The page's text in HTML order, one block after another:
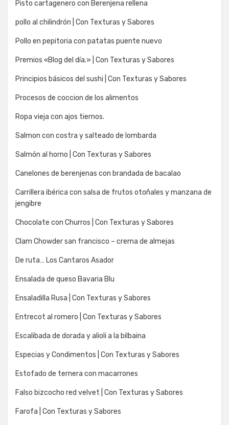
Pisto cartagenero con Berenjena rellena
pollo al chilindrón | Con Texturas y Sabores
Pollo en pepitoria con patatas puente nuevo
Premios «Blog del día.» | Con Texturas y Sabores
Principios básicos del sushi | Con Texturas y Sabores
Procesos de coccion de los alimentos
Ropa vieja con ajos tiernos.
Salmon con costra y salteado de lombarda
Salmón al horno | Con Texturas y Sabores
Canelones de berenjenas con brandada de bacalao
Carrillera ibérica con salsa de frutos otoñales y manzana de
jengibre
Chocolate con Churros | Con Texturas y Sabores
Clam Chowder san francisco – crema de almejas
De ruta… Los Cantaros Asador
Ensalada de queso Bavaria Blu
Ensaladilla Rusa | Con Texturas y Sabores
Entrecot al romero | Con Texturas y Sabores
Escalibada de dorada y alioli a la bilbaina
Especias y Condimentos | Con Texturas y Sabores
Estofado de ternera con macarrones
Falso bizcocho red velvet | Con Texturas y Sabores
Farofa | Con Texturas y Sabores